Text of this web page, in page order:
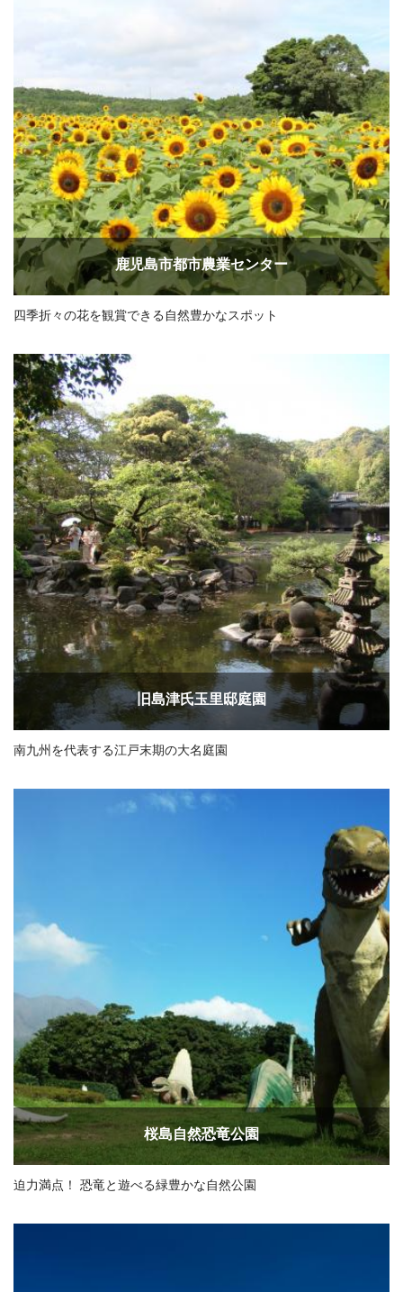
鹿児島市都市農業センター
四季折々の花を観賞できる自然豊かなスポット
旧島津氏玉里邸庭園
南九州を代表する江戸末期の大名庭園
桜島自然恐竜公園
迫力満点！ 恐竜と遊べる緑豊かな自然公園